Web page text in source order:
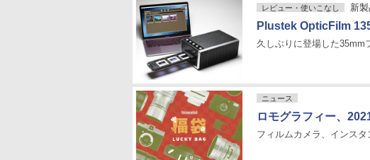
レビュー・使いこなし 新
Plustek OpticFilm
久しぶりに登場した35mm
ニュース
ロモグラフィー、
フィルムカメラ、インス